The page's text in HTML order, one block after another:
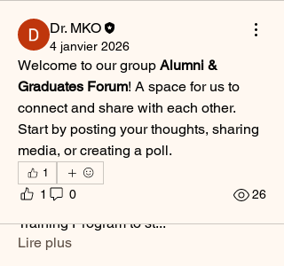
Dr. MKO
4 janvier 2026
Welcome to our group Alumni &
Graduates Forum! A space for us to
connect and share with each other.
Start by posting your thoughts, sharing
media, or creating a poll.
1
1 0 26
À propos
A space for graduates of the Ministry
Training Program to st...
Lire plus